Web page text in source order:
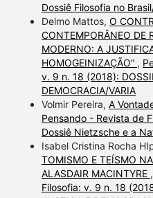
Dossiê Filosofia no
Delmo Mattos, O
CONTEMPORÂNEO DE
MODERNO: A
HOMOGEINIZAÇÃO” ,
v. 9 n. 18 (2018):
DEMOCRACIA/VARIA
Volmir Pereira, A
Pensando - Revista de
Dossiê Nietzsche e a
Isabel Cristina Rocha
TOMISMO E TEÍSMO
ALASDAIR MACINTYRE ,
Filosofia: v. 9 n. 18